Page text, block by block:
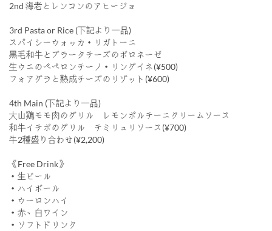
2nd 海老とレンコンのアヒージョ
3rd Pasta or Rice (下記より一品)
スパイシーウォッカ・リガトーニ
黒毛和牛とブラータチーズのボロネーゼ
生ウニのペペロンチーノ・リングイネ(¥500)
フォアグラと熟成チーズのリゾット(¥600)
4th Main (下記より一品)
大山鶏モモ肉のグリル レモンポルチーニクリームソース
和牛イチボのグリル チミリュリソース(¥700)
牛2種盛り合わせ(¥2,200)
《Free Drink》
・生ビール
・ハイボール
・ウーロンハイ
・赤、白ワイン
・ソフトドリンク